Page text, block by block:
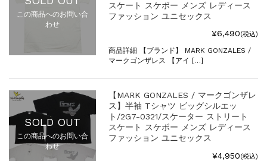
この商品へのお問い合
わせ
スケート スケボー メンズ レディース
ファッション ユニセックス
¥6,490(税込)
商品詳細 【ブランド】 MARK GONZALES /
マークゴンザレス 【アイ […]
SOLD OUT
この商品へのお問い合
わせ
【MARK GONZALES / マークゴンザレ
ス】半袖 Tシャツ ビッグシルエッ
ト/2G7-0321/スケーター ストリート
スケート スケボー メンズ レディース
ファッション ユニセックス
¥4,950(税込)